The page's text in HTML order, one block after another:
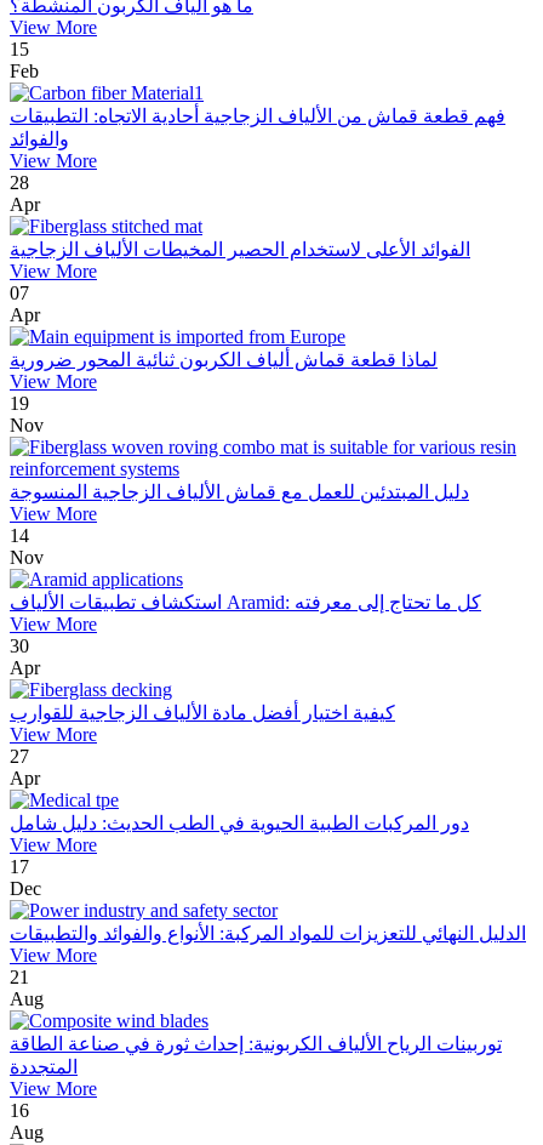
ما هو ألياف الكربون المنشطة؟
View More
15
Feb
فهم قطعة قماش من الألياف الزجاجية أحادية الاتجاه: التطبيقات
والفوائد
View More
28
Apr
الفوائد الأعلى لاستخدام الحصير المخيطات الألياف الزجاجية
View More
07
Apr
لماذا قطعة قماش ألياف الكربون ثنائية المحور ضرورية
View More
19
Nov
دليل المبتدئين للعمل مع قماش الألياف الزجاجية المنسوجة
View More
14
Nov
استكشاف تطبيقات الألياف Aramid: كل ما تحتاج إلى معرفته
View More
30
Apr
كيفية اختيار أفضل مادة الألياف الزجاجية للقوارب
View More
27
Apr
دور المركبات الطبية الحيوية في الطب الحديث: دليل شامل
View More
17
Dec
الدليل النهائي للتعزيزات للمواد المركبة: الأنواع والفوائد والتطبيقات
View More
21
Aug
توربينات الرياح الألياف الكربونية: إحداث ثورة في صناعة الطاقة
المتجددة
View More
16
Aug